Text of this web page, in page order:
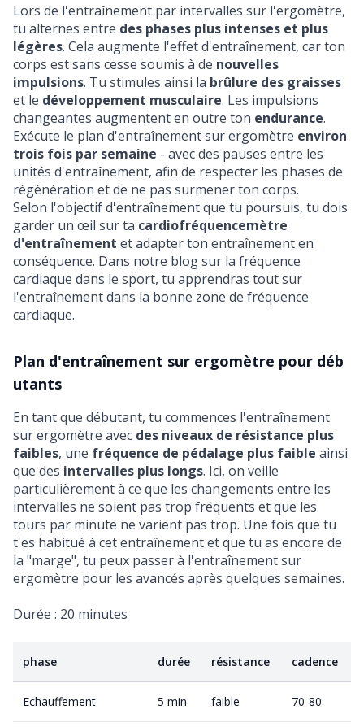
Lors de l'entraînement par intervalles sur l'ergomètre,
tu alternes entre des phases plus intenses et plus
légères. Cela augmente l'effet d'entraînement, car ton
corps est sans cesse soumis à de nouvelles
impulsions. Tu stimules ainsi la brûlure des graisses
et le développement musculaire. Les impulsions
changeantes augmentent en outre ton endurance.
Exécute le plan d'entraînement sur ergomètre environ
trois fois par semaine - avec des pauses entre les
unités d'entraînement, afin de respecter les phases de
régénération et de ne pas surmener ton corps.
Selon l'objectif d'entraînement que tu poursuis, tu dois
garder un œil sur ta cardiofréquencemètre
d'entraînement et adapter ton entraînement en
conséquence. Dans notre blog sur la fréquence
cardiaque dans le sport, tu apprendras tout sur
l'entraînement dans la bonne zone de fréquence
cardiaque.
Plan d'entraînement sur ergomètre pour déb
utants
En tant que débutant, tu commences l'entraînement
sur ergomètre avec des niveaux de résistance plus
faibles, une fréquence de pédalage plus faible ainsi
que des intervalles plus longs. Ici, on veille
particulièrement à ce que les changements entre les
intervalles ne soient pas trop fréquents et que les
tours par minute ne varient pas trop. Une fois que tu
t'es habitué à cet entraînement et que tu as encore de
la "marge", tu peux passer à l'entraînement sur
ergomètre pour les avancés après quelques semaines.
Durée : 20 minutes
phase durée résistance cadence
Echauffement 5 min faible 70-80